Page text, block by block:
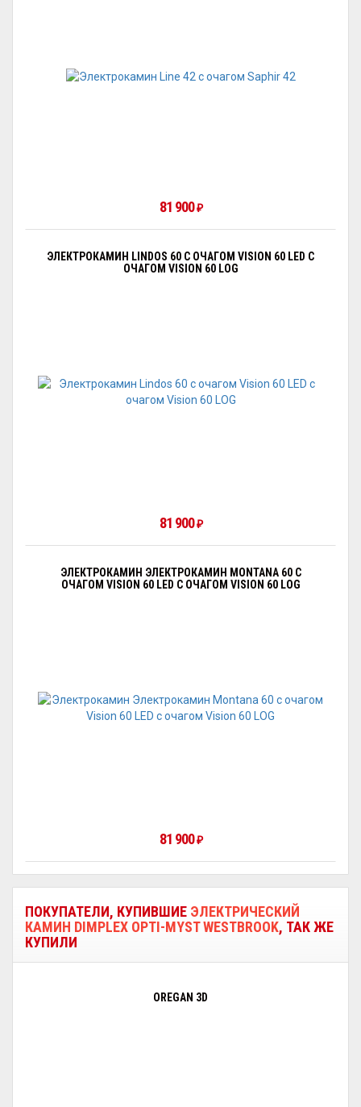
81 900₽
ЭЛЕКТРОКАМИН LINDOS 60 С ОЧАГОМ VISION 60 LED С
ОЧАГОМ VISION 60 LOG
81 900₽
ЭЛЕКТРОКАМИН ЭЛЕКТРОКАМИН MONTANA 60 С
ОЧАГОМ VISION 60 LED С ОЧАГОМ VISION 60 LOG
81 900₽
ПОКУПАТЕЛИ, КУПИВШИЕ ЭЛЕКТРИЧЕСКИЙ
КАМИН DIMPLEX OPTI-MYST WESTBROOK, ТАК ЖЕ
КУПИЛИ
OREGAN 3D